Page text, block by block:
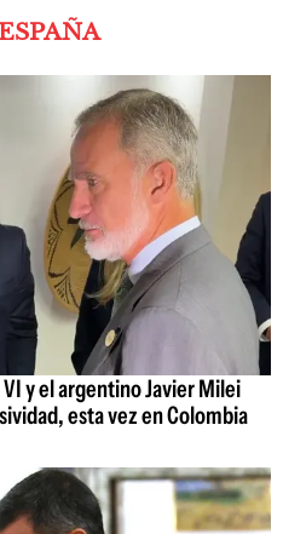
y el argentino Javier Milei
esta vez en Colombia